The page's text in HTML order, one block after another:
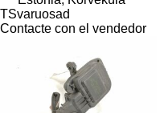
TSvaruosad
Contacte con el vendedor